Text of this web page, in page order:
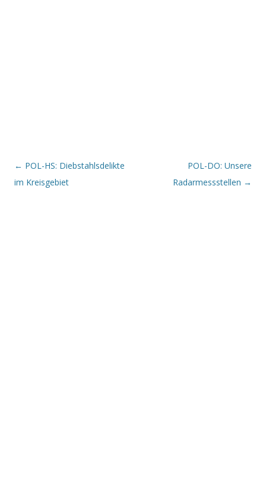
Beitrags-Navigation
← POL-HS: Diebstahlsdelikte
im Kreisgebiet
POL-DO: Unsere
Radarmessstellen →